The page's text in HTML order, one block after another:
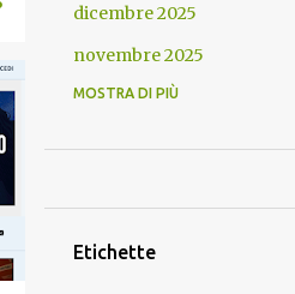
dicembre 2025
novembre 2025
ottobre 2025
giugno 2025
MOSTRA DI PIÙ
Etichette